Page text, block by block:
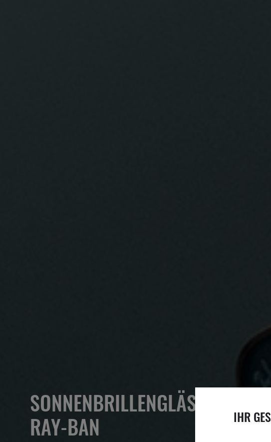
IHR
SONNENBRILLENGLÄSER VON
RAY-BAN